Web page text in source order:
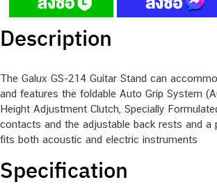
Description
The Galux GS-214 Guitar Stand can
and features the foldable Auto Grip System
Height Adjustment Clutch, Specially
contacts and the adjustable back rests and a
fits both acoustic and electric instruments
Specification